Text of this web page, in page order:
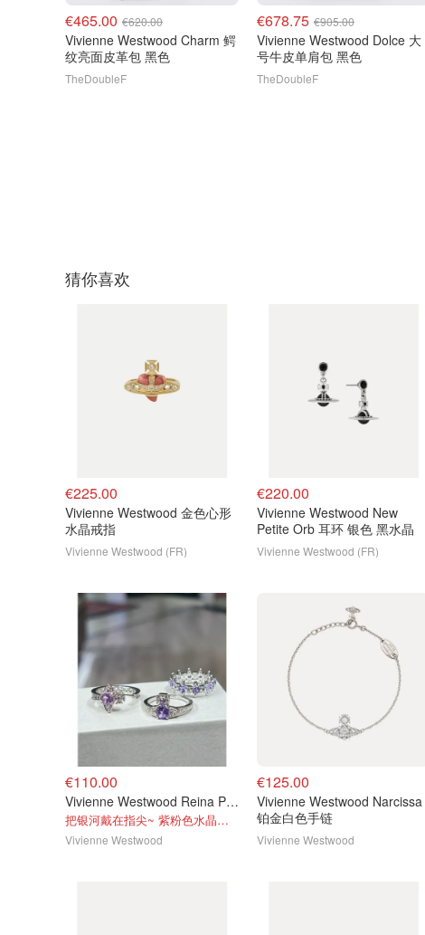
€465.00 €620.00
Vivienne Westwood Charm 鳄
纹亮面皮革包 黑色
TheDoubleF
€678.75 €905.00
Vivienne Westwood Dolce 大
号牛皮单肩包 黑色
TheDoubleF
猜你喜欢
€225.00
Vivienne Westwood 金色心形
水晶戒指
Vivienne Westwood (FR)
€220.00
Vivienne Westwood New
Petite Orb 耳环 银色 黑水晶
Vivienne Westwood (FR)
€110.00
Vivienne Westwood Reina Petite 戒指
把银河戴在指尖~ 紫粉色水晶土星真的太仙了
Vivienne Westwood
€125.00
Vivienne Westwood Narcissa
铂金白色手链
Vivienne Westwood